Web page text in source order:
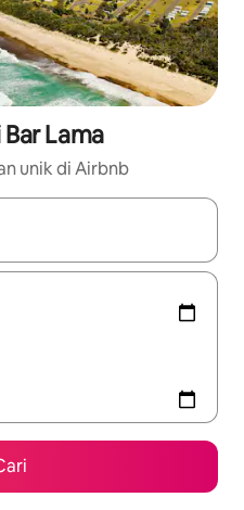
Lama
unik di Airbnb
dengan kekunci anak panah